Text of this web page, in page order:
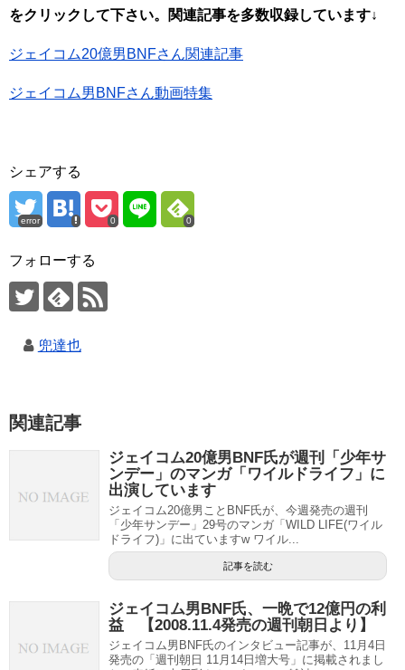
をクリックして下さい。関連記事を多数収録しています↓
ジェイコム20億男BNFさん関連記事
ジェイコム男BNFさん動画特集
シェアする
error 0 0
フォローする
兜達也
関連記事
ジェイコム20億男BNF氏が週刊「少年サ
ンデー」のマンガ「ワイルドライフ」に
出演しています
ジェイコム20億男ことBNF氏が、今週発売の週刊
「少年サンデー」29号のマンガ「WILD LIFE(ワイル
ドライフ)」に出ていますw ワイル...
記事を読む
ジェイコム男BNF氏、一晩で12億円の利
益 【2008.11.4発売の週刊朝日より】
ジェイコム男BNF氏のインタビュー記事が、11月4日
発売の「週刊朝日 11月14日増大号」に掲載されまし